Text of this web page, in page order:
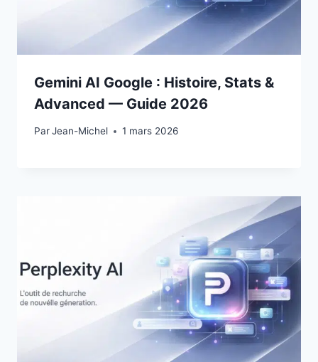
Gemini AI Google : Histoire, Stats &
Advanced — Guide 2026
ParJean-Michel
27 février 2026 1 mars 2026